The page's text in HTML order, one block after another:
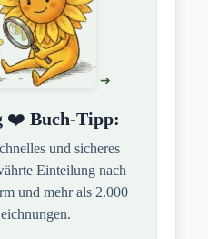
❤️Buch-Tipp:
und sicheres
Einteilung nach
und mehr als 2.000